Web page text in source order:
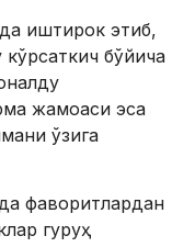
иштирок этиб,
бўйича
жамоаси эса
ўзига
фаворитлардан
гуруҳ